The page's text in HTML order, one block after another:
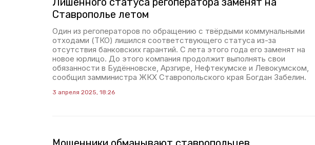
Ставрополье летом
Один из регоператоров по обращению с твёрдыми коммунальными
отходами (ТКО) лишился соответствующего статуса из-за
отсутствия банковских гарантий. С лета этого года его заменят на
новое юрлицо. До этого компания продолжит выполнять свои
обязанности в Будённовске, Арзгире, Нефтекумске и Левокумском,
сообщил замминистра ЖКХ Ставропольского края Богдан Забелин.
3 апреля 2025, 18:26